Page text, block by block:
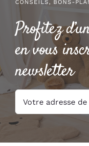
CONSEILS, BONS-
Profitez
en vous
newsletter